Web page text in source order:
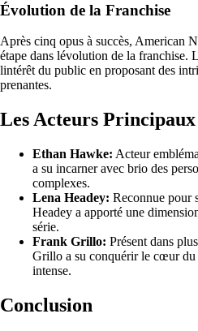
Évolution de la Franchise
Après cinq opus à succès, American
étape dans lévolution de la franchise.
lintérêt du public en proposant des
prenantes.
Les Acteurs Principaux
Ethan Hawke: Acteur
a su incarner avec brio des
complexes.
Lena Headey: Reconnue pour
Headey a apporté une
série.
Frank Grillo: Présent dans
Grillo a su conquérir le cœur
intense.
Conclusion